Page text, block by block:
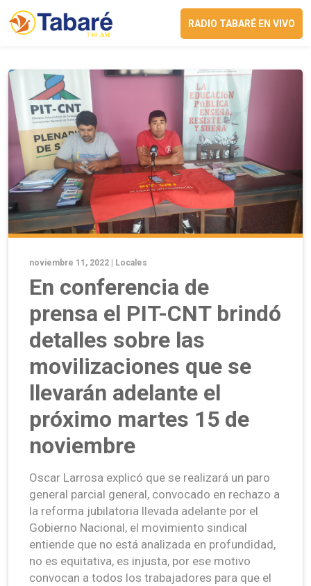
RADIO TABARÉ EN VIVO
noviembre 11, 2022 | Locales
En conferencia de
prensa el PIT-CNT brindó
detalles sobre las
movilizaciones que se
llevarán adelante el
próximo martes 15 de
noviembre
Oscar Larrosa explicó que se realizará un paro
general parcial general, convocado en rechazo a
la reforma jubilatoria llevada adelante por el
Gobierno Nacional, el movimiento sindical
entiende que no está analizada en profundidad,
no es equitativa, es injusta, por ese motivo
convocan a todos los trabajadores para que el